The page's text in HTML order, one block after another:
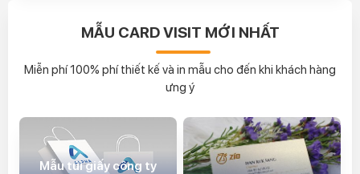
MẪU CARD VISIT MỚI NHẤT
Miễn phí 100% phí thiết kế và in mẫu cho đến khi khách hàng
ưng ý
Mẫu túi giấy công ty